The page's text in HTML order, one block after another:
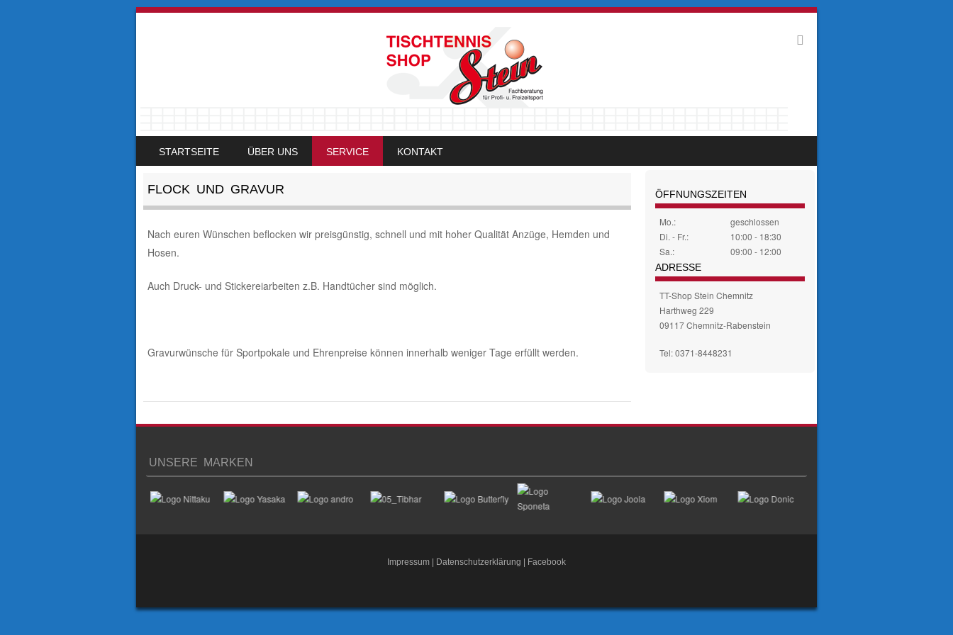
MENU
STARTSEITE ÜBER UNS SERVICE KONTAKT
FLOCK UND GRAVUR
Nach euren Wünschen beflocken wir preisgünstig, schnell und mit hoher Qualität Anzüge, Hemden und
Hosen.
Auch Druck- und Stickereiarbeiten z.B. Handtücher sind möglich.
Gravurwünsche für Sportpokale und Ehrenpreise können innerhalb weniger Tage erfüllt werden.
ÖFFNUNGSZEITEN
Mo.:
geschlossen
Di. - Fr.:
10:00 - 18:30
Sa.:
09:00 - 12:00
ADRESSE
TT-Shop Stein Chemnitz
Harthweg 229
09117 Chemnitz-Rabenstein
Tel: 0371-8448231
UNSERE MARKEN
Impressum | Datenschutzerklärung | Facebook